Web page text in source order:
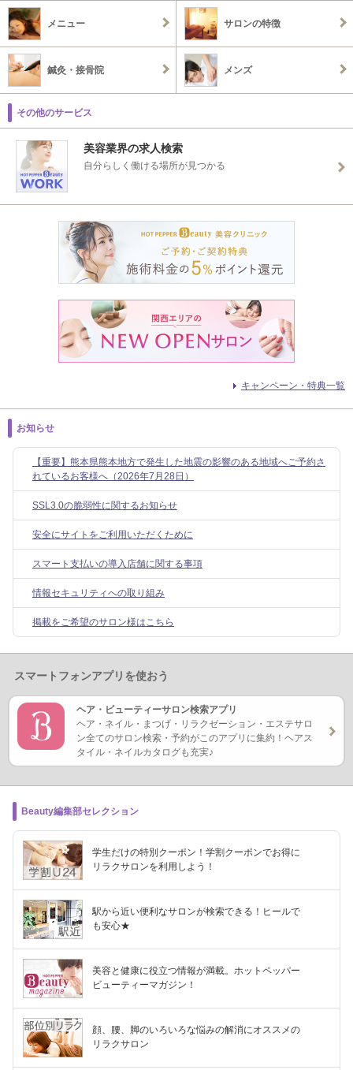
メニュー サロンの特徴
鍼灸・接骨院 メンズ
その他のサービス
美容業界の求人検索
自分らしく働ける場所が見つかる
キャンペーン・特典一覧
お知らせ
【重要】熊本県熊本地方で発生した地震の影響のある地域へご予約さ
れているお客様へ（2026年7月28日）
SSL3.0の脆弱性に関するお知らせ
安全にサイトをご利用いただくために
スマート支払いの導入店舗に関する事項
情報セキュリティへの取り組み
掲載をご希望のサロン様はこちら
スマートフォンアプリを使おう
ヘア・ビューティーサロン検索アプリ
ヘア・ネイル・まつげ・リラクゼーション・エステサロ
ン全てのサロン検索・予約がこのアプリに集約！ヘアス
タイル・ネイルカタログも充実♪
Beauty編集部セレクション
学生だけの特別クーポン！学割クーポンでお得に
リラクサロンを利用しよう！
駅から近い便利なサロンが検索できる！ヒールで
も安心★
美容と健康に役立つ情報が満載。ホットペッパー
ビューティーマガジン！
顔、腰、脚のいろいろな悩みの解消にオススメの
リラクサロン